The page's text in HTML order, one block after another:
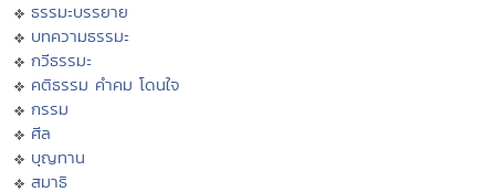
ธรรมะบรรยาย
บทความธรรมะ
กวีธรรมะ
คติธรรม คำคม โดนใจ
กรรม
ศีล
บุญทาน
สมาธิ